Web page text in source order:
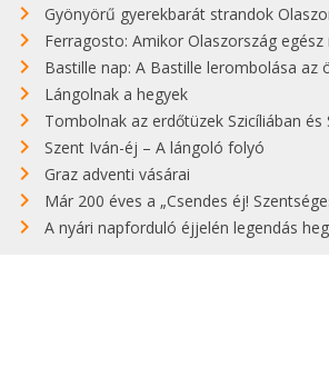
Gyönyörű gyerekbarát strandok Olaszországban -
Ferragosto: Amikor Olaszország egész
Bastille nap: A Bastille lerombolása az
Lángolnak a hegyek
Tombolnak az erdőtüzek Szicíliában és
Szent Iván-éj – A lángoló folyó
Graz adventi vásárai
Már 200 éves a „Csendes éj!
A nyári napforduló éjjelén legendás hegyi tüzek